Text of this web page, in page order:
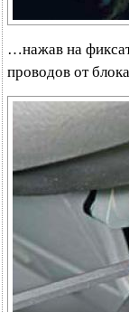
…нажав на
проводов от